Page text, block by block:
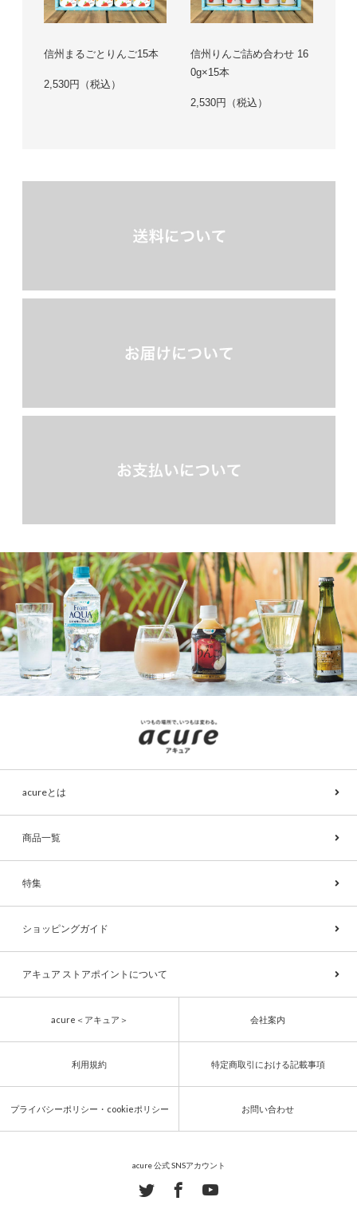
信州まるごとりんご15本
2,530円（税込）
信州りんご詰め合わせ 16
0g×15本
2,530円（税込）
acureとは
商品一覧
特集
ショッピングガイド
アキュア ストアポイントについて
acure＜アキュア＞ 会社案内
利用規約 特定商取引における記載事項
プライバシーポリシー・cookieポリシー お問い合わせ
acure 公式 SNSアカウント